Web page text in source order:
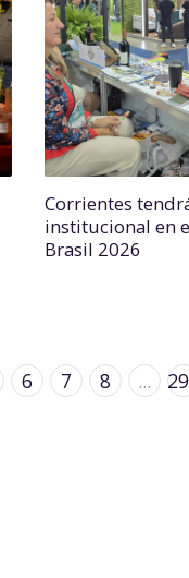
Corrientes
institucional en
Brasil 2026
6 7 8 ...